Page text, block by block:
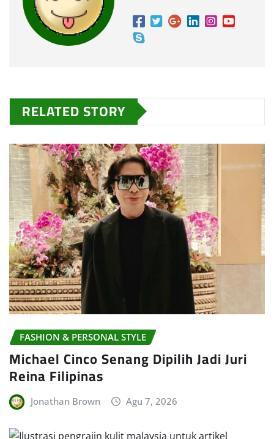
RELATED STORY
FASHION & PERSONAL STYLE
Michael Cinco Senang Dipilih Jadi Juri
Reina Filipinas
Jonathan Brown Agu 7, 2026